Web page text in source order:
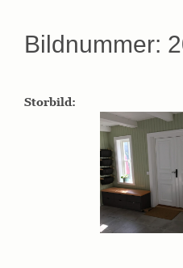
Bildnummer:
Storbild: